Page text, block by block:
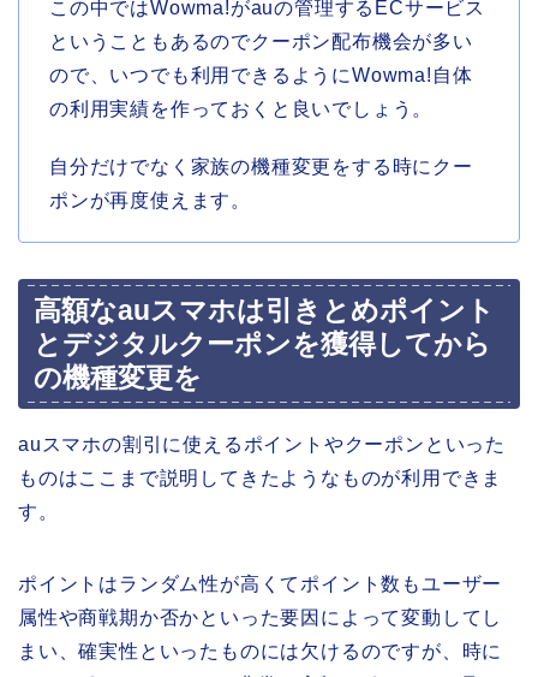
この中ではWowma!がauの管理するECサービス
ということもあるのでクーポン配布機会が多い
ので、いつでも利用できるようにWowma!自体
の利用実績を作っておくと良いでしょう。
自分だけでなく家族の機種変更をする時にクー
ポンが再度使えます。
高額なauスマホは引きとめポイント
とデジタルクーポンを獲得してから
の機種変更を
auスマホの割引に使えるポイントやクーポンといった
ものはここまで説明してきたようなものが利用できま
す。
ポイントはランダム性が高くてポイント数もユーザー
属性や商戦期か否かといった要因によって変動してし
まい、確実性といったものには欠けるのですが、時に